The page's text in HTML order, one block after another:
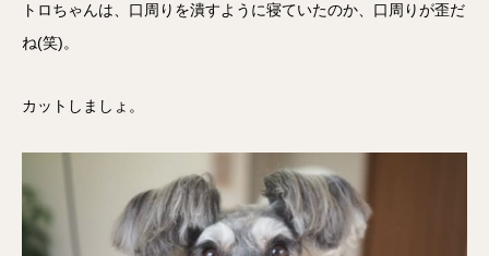
トロちゃんは、口周りを潰すように寝ていたのか、口周りが歪だ
ね(笑)。
カットしましょ。